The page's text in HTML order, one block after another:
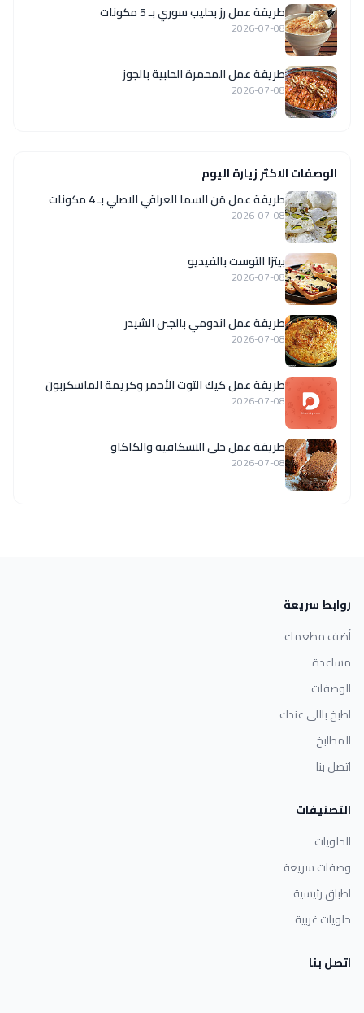
طريقة عمل رز بحليب سوري بـ 5 مكونات
2026-07-08
طريقة عمل المحمرة الحلبية بالجوز
2026-07-08
الوصفات الاكثر زيارة اليوم
طريقة عمل مَن السما العراقي الاصلي بـ 4 مكونات
2026-07-08
بيتزا التوست بالفيديو
2026-07-08
طريقة عمل اندومي بالجبن الشيدر
2026-07-08
طريقة عمل كيك التوت الأحمر وكريمة الماسكربون
2026-07-08
طريقة عمل حلى النسكافيه والكاكاو
2026-07-08
روابط سريعة
أضف مطعمك
مساعدة
الوصفات
اطبخ باللي عندك
المطابخ
اتصل بنا
التصنيفات
الحلويات
وصفات سريعة
اطباق رئيسية
حلويات غربية
اتصل بنا